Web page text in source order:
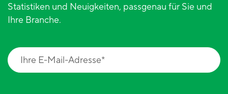
Statistiken und Neuigkeiten, passgenau für Sie und
Ihre Branche.